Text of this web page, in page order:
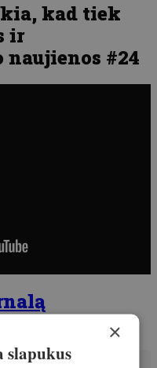
kad tiek
ir
#24
×
slapukus